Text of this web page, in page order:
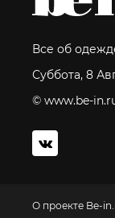
Все об
Суббота, 8
© www.be-
О проекте Be-